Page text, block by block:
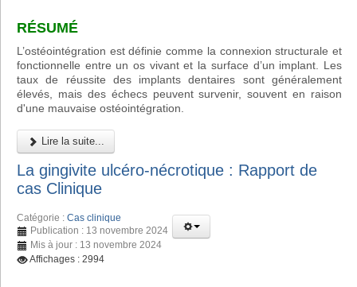
RÉSUMÉ
L’ostéointégration est définie comme la connexion structurale et
fonctionnelle entre un os vivant et la surface d’un implant. Les
taux de réussite des implants dentaires sont généralement
élevés, mais des échecs peuvent survenir, souvent en raison
d'une mauvaise ostéointégration.
Lire la suite...
La gingivite ulcéro-nécrotique : Rapport de
cas Clinique
Catégorie : Cas clinique
Publication : 13 novembre 2024
Mis à jour : 13 novembre 2024
Affichages : 2994